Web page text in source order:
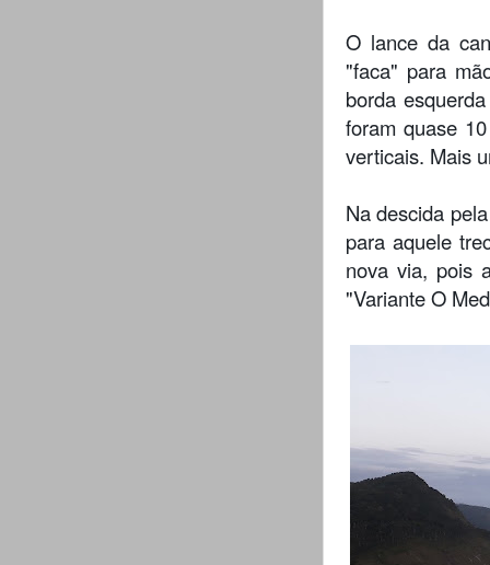
O lance da
"faca" para
borda
foram quase
verticais. Mais
Na descida
para aquele
nova via, pois
"Variante O